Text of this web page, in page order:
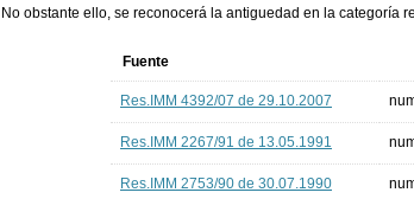
No obstante ello, se reconocerá la antiguedad en la categoría
Fuente
Res.IMM 4392/07 de 29.10.2007
Res.IMM 2267/91 de 13.05.1991
Res.IMM 2753/90 de 30.07.1990